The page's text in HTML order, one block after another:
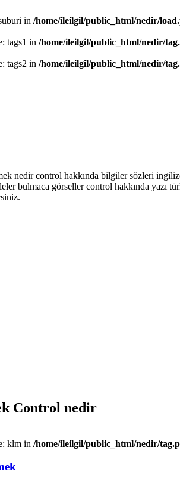
in /home/ileilgil/public_html/nedir/
tags1 in /home/ileilgil/public_html/nedir/
tags2 in /home/ileilgil/public_html/nedir/
nedir control hakkında bilgiler sözleri
bulmaca görseller control hakkında yazı
Control nedir
klm in /home/ileilgil/public_html/nedir/